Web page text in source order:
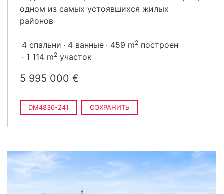
одном из самых устоявшихся жилых
районов
4 спальни 4 ванные 459 m2 построен
1 114 m2 участок
5 995 000 €
DM4836-241 СОХРАНИТЬ